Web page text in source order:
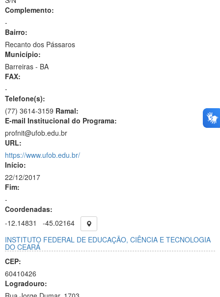
Complemento:
-
Bairro:
Recanto dos Pássaros
Município:
Barreiras - BA
FAX:
-
Telefone(s):
(77) 3614-3159 Ramal:
E-mail Institucional do Programa:
profnit@ufob.edu.br
URL:
https://www.ufob.edu.br/
Início:
22/12/2017
Fim:
-
Coordenadas:
-12.14831
-45.02164
INSTITUTO FEDERAL DE EDUCAÇÃO, CIÊNCIA E TECNOLOGIA
DO CEARÁ
CEP:
60410426
Logradouro: